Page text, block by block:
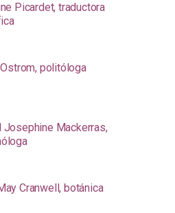
Picardet, traductora
politóloga
Josephine Mackerras,
Cranwell, botánica